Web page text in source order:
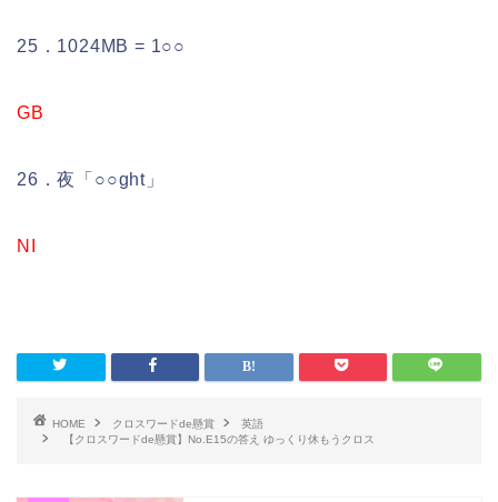
25．1024MB = 1○○
GB
26．夜「○○ght」
NI
HOME クロスワードde懸賞
英語
【クロスワードde懸賞】No.E15の答え ゆっくり休もうクロス